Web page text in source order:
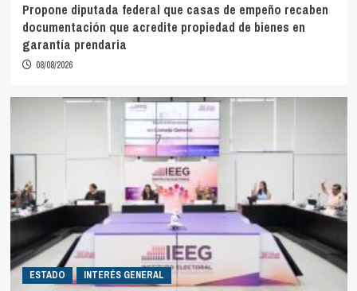
Propone diputada federal que casas de empeño recaben
documentación que acredite propiedad de bienes en
garantía prendaria
08/08/2026
ESTADO INTERÉS GENERAL